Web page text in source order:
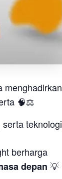
menghadirkan
🧠⚖️
teknologi
berharga
depan 💡